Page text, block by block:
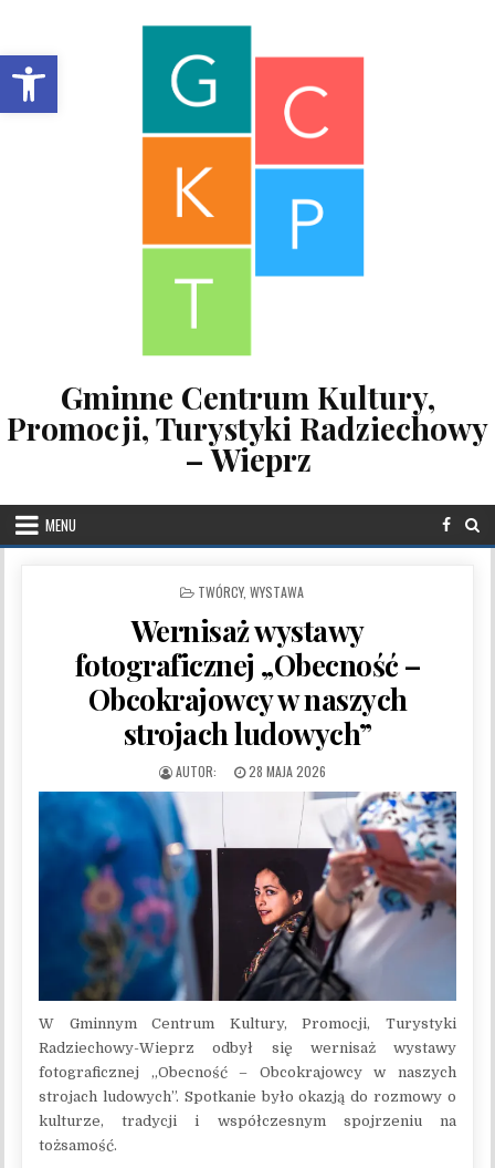
Open toolbar
Gminne Centrum Kultury,
Promocji, Turystyki Radziechowy
– Wieprz
MENU
POSTED IN
TWÓRCY, WYSTAWA
Wernisaż wystawy
fotograficznej „Obecność –
Obcokrajowcy w naszych
strojach ludowych”
PUBLISHED DATE:
28 MAJA 2026
W Gminnym Centrum Kultury, Promocji, Turystyki
Radziechowy-Wieprz odbył się wernisaż wystawy
fotograficznej „Obecność – Obcokrajowcy w naszych
strojach ludowych”. Spotkanie było okazją do rozmowy o
kulturze, tradycji i współczesnym spojrzeniu na
tożsamość.